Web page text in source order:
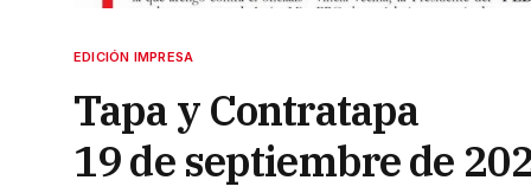
EDICIÓN IMPRESA
Tapa y Contratapa
19 de septiembre de